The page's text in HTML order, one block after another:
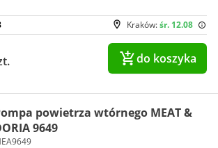
Kraków:śr. 12.08
do koszyka
powietrza wtórnego MEAT &
9649